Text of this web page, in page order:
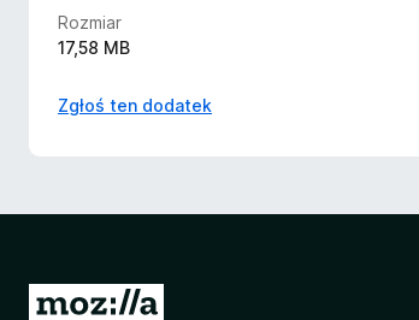
Rozmiar
17,58 MB
Zgłoś ten dodatek
S